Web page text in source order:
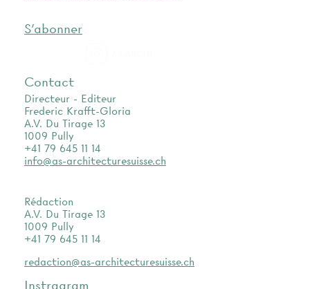
S'abonner
Contact
Directeur - Editeur
Frederic Krafft-Gloria
A.V. Du Tirage 13
1009 Pully
+41 79 645 11 14
info@as-architecturesuisse.ch
Rédaction
A.V. Du Tirage 13
1009 Pully
+41 79 645 11 14
redaction@as-architecturesuisse.ch
Instragram